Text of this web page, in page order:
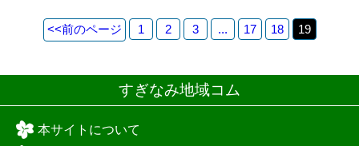
<<前のページ 1 2 3 ... 17 18 19
すぎなみ地域コム
本サイトについて